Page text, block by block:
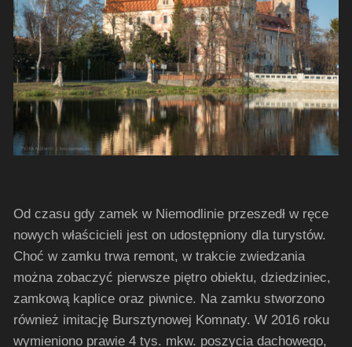
Od czasu gdy zamek w Niemodlinie przeszedł w ręce
nowych właścicieli jest on udostępniony dla turystów.
Choć w zamku trwa remont, w trakcie zwiedzania
można zobaczyć pierwsze piętro obiektu, dziedziniec,
zamkową kaplice oraz piwnice. Na zamku stworzono
również imitację Bursztynowej Komnaty. W 2016 roku
wymieniono prawie 4 tys. mkw. poszycia dachowego,